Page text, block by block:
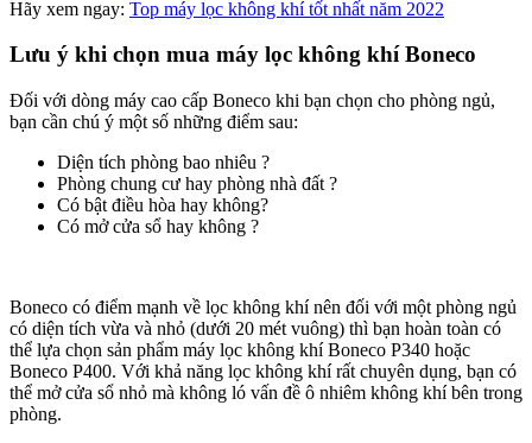
Hãy xem ngay: Top máy lọc không khí tốt nhất năm 2022
Lưu ý khi chọn mua máy lọc không khí Boneco
Đối với dòng máy cao cấp Boneco khi bạn chọn cho phòng ngủ,
bạn cần chú ý một số những điểm sau:
Diện tích phòng bao nhiêu ?
Phòng chung cư hay phòng nhà đất ?
Có bật điều hòa hay không?
Có mở cửa sổ hay không ?
Boneco có điểm mạnh về lọc không khí nên đối với một phòng ngủ
có diện tích vừa và nhỏ (dưới 20 mét vuông) thì bạn hoàn toàn có
thể lựa chọn sản phẩm máy lọc không khí Boneco P340 hoặc
Boneco P400. Với khả năng lọc không khí rất chuyên dụng, bạn có
thể mở cửa sổ nhỏ mà không ló vấn đề ô nhiêm không khí bên trong
phòng.